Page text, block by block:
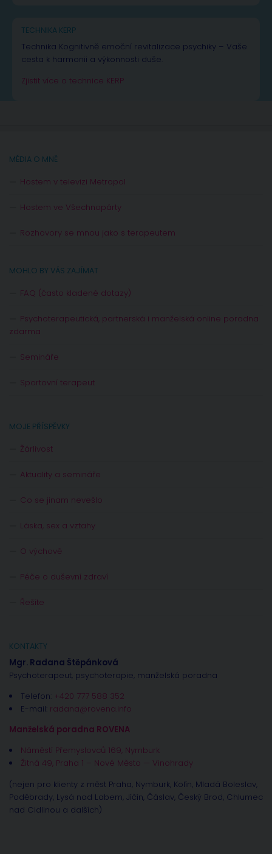
TECHNIKA KERP
Technika Kognitivně emoční revitalizace psychiky – Vaše
cesta k harmonii a výkonnosti duše.
Zjistit více o technice KERP
MÉDIA O MNĚ
Hostem v televizi Metropol
Hostem ve Všechnopárty
Rozhovory se mnou jako s terapeutem
MOHLO BY VÁS ZAJÍMAT
FAQ (často kladené dotazy)
Psychoterapeutická, partnerská i manželská online poradna
zdarma
Semináře
Sportovní terapeut
MOJE PŘÍSPĚVKY
Žárlivost
Aktuality a semináře
Co se jinam nevešlo
Láska, sex a vztahy
O výchově
Péče o duševní zdraví
Řešíte
KONTAKTY
Mgr. Radana Štěpánková
Psychoterapeut, psychoterapie, manželská poradna
Telefon: +420 777 588 352
E-mail: radana@rovena.info
Manželská poradna ROVENA
Náměstí Přemyslovců 169, Nymburk
Žitná 49, Praha 1 – Nové Město — Vinohrady
(nejen pro klienty z měst Praha, Nymburk, Kolín, Mladá Boleslav,
Poděbrady, Lysá nad Labem, Jíčín, Čáslav, Český Brod, Chlumec
nad Cidlinou a dalších)